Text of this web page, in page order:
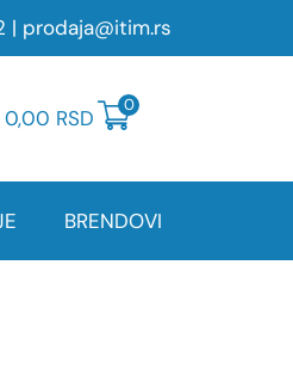
| prodaja@itim.rs
0,00 RSD
0
BRENDOVI